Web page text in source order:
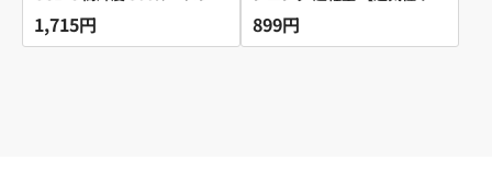
ト・ワイドビーム切替/赤色サ
ブライト搭載/実用点灯4～15
1,715円 子 夏 涼しい メッシュキャッ
プ uvカット
899円